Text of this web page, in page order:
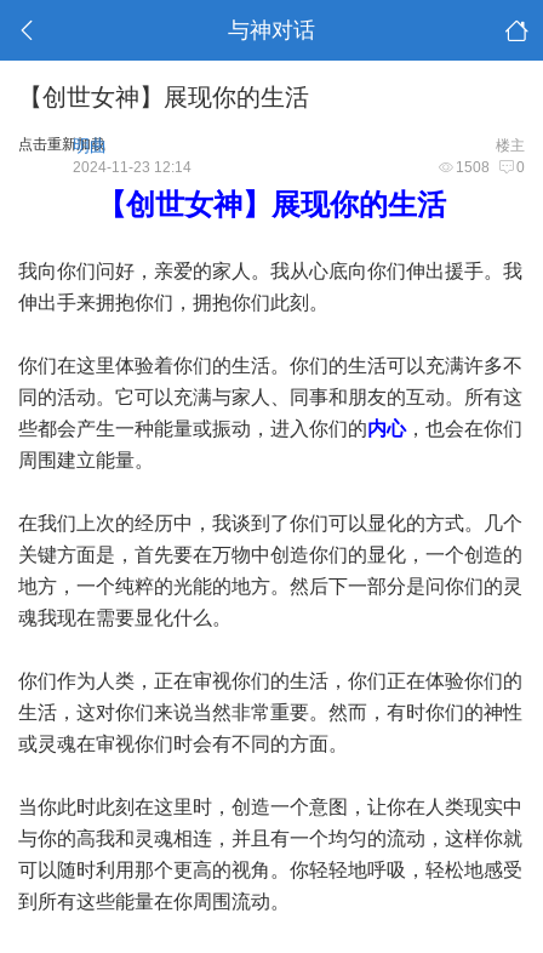
与神对话
【创世女神】展现你的生活
点击重新加载 楼主
明曲
1508 0
2024-11-23 12:14
【创世女神】展现你的生活
我向你们问好，亲爱的家人。我从心底向你们伸出援手。我
伸出手来拥抱你们，拥抱你们此刻。
你们在这里体验着你们的生活。你们的生活可以充满许多不
同的活动。它可以充满与家人、同事和朋友的互动。所有这
些都会产生一种能量或振动，进入你们的内心，也会在你们
周围建立能量。
在我们上次的经历中，我谈到了你们可以显化的方式。几个
关键方面是，首先要在万物中创造你们的显化，一个创造的
地方，一个纯粹的光能的地方。然后下一部分是问你们的灵
魂我现在需要显化什么。
你们作为人类，正在审视你们的生活，你们正在体验你们的
生活，这对你们来说当然非常重要。然而，有时你们的神性
或灵魂在审视你们时会有不同的方面。
当你此时此刻在这里时，创造一个意图，让你在人类现实中
与你的高我和灵魂相连，并且有一个均匀的流动，这样你就
可以随时利用那个更高的视角。你轻轻地呼吸，轻松地感受
到所有这些能量在你周围流动。